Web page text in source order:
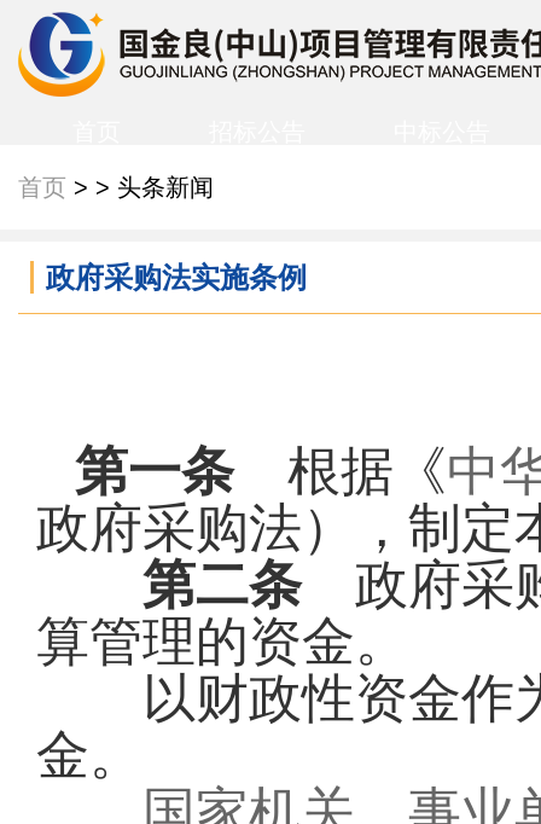
首页 > > 头条新闻
政府采购法实施条例
第一条根据《中
政府采购法），制定
第二条政府采
算管理的资金。
以财政性资金作为
金。